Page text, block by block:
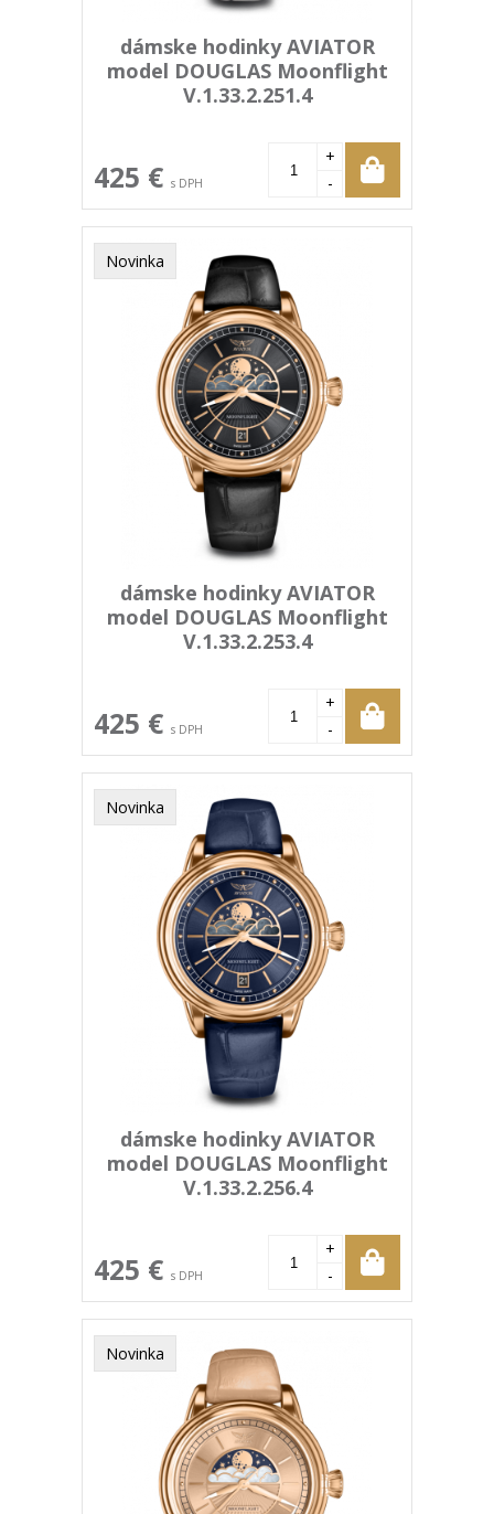
dámske hodinky AVIATOR
model DOUGLAS Moonflight
V.1.33.2.251.4
425 € s DPH
+
-
Novinka
dámske hodinky AVIATOR
model DOUGLAS Moonflight
V.1.33.2.253.4
425 € s DPH
+
-
Novinka
dámske hodinky AVIATOR
model DOUGLAS Moonflight
V.1.33.2.256.4
425 € s DPH
+
-
Novinka